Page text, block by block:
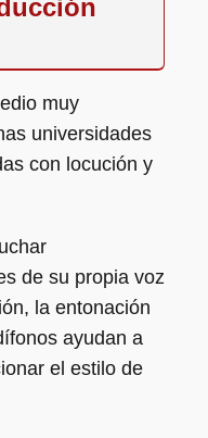
muy
universidades
con locución y
de su propia voz
la entonación
ayudan a
el estilo de